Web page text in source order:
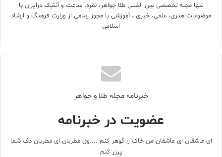
دوبي شهر طلايي جهان است
تمام طلاهايي که امروزه در معادن وجود دارد از انفجار سنگ‌هاي آسماني
در ميلياردها سال پيش به وجود آمده‌اند.
تنها مجله تخصصی بین المللی طلا جواهر، نقره، ساعت و آنتیک درایران با
موضوعات هنری، علمی، خبری ، آموزشی با مجوز رسمی از وزارت فرهنگ و ارشاد
اسلامی
خبرنامه مجله طلا و جواهر
عضویت در خبرنامه
ای عاشقان ای عاشقان من خاک را گوهر کنم ....وی مطربان ای مطربان دف شما
پرزر کنم